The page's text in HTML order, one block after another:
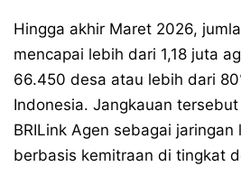
Hingga akhir Maret 2026,
mencapai lebih dari 1,18 juta
66.450 desa atau lebih dari
Indonesia. Jangkauan
BRILink Agen sebagai jaringan
berbasis kemitraan di tingkat